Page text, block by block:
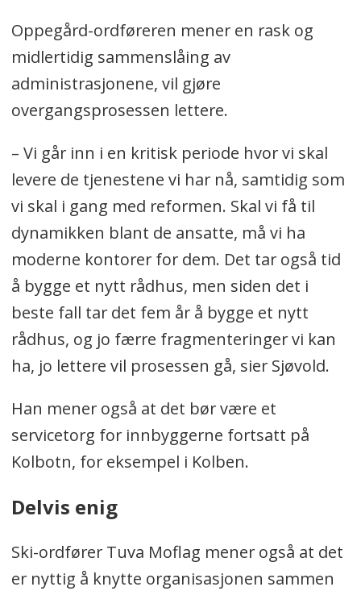
Oppegård-ordføreren mener en rask og
midlertidig sammenslåing av
administrasjonene, vil gjøre
overgangsprosessen lettere.
– Vi går inn i en kritisk periode hvor vi skal
levere de tjenestene vi har nå, samtidig som
vi skal i gang med reformen. Skal vi få til
dynamikken blant de ansatte, må vi ha
moderne kontorer for dem. Det tar også tid
å bygge et nytt rådhus, men siden det i
beste fall tar det fem år å bygge et nytt
rådhus, og jo færre fragmenteringer vi kan
ha, jo lettere vil prosessen gå, sier Sjøvold.
Han mener også at det bør være et
servicetorg for innbyggerne fortsatt på
Kolbotn, for eksempel i Kolben.
Delvis enig
Ski-ordfører Tuva Moflag mener også at det
er nyttig å knytte organisasjonen sammen